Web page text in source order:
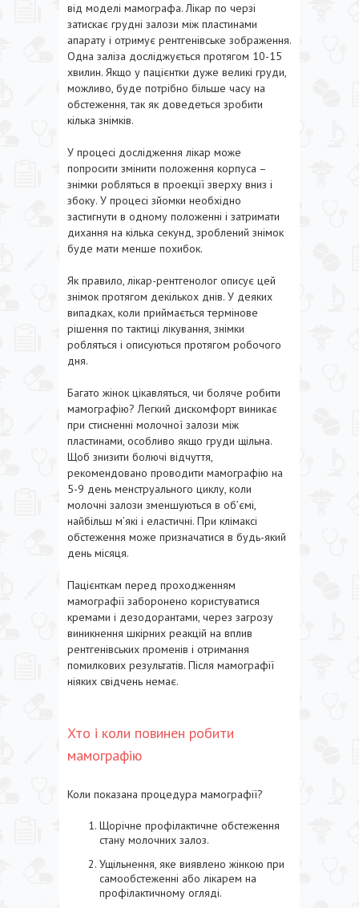
від моделі мамографа. Лікар по черзі
затискає грудні залози між пластинами
апарату і отримує рентгенівське зображення.
Одна заліза досліджується протягом 10-15
хвилин. Якщо у пацієнтки дуже великі груди,
можливо, буде потрібно більше часу на
обстеження, так як доведеться зробити
кілька знімків.
У процесі дослідження лікар може
попросити змінити положення корпуса –
знімки робляться в проекції зверху вниз і
збоку. У процесі зйомки необхідно
застигнути в одному положенні і затримати
дихання на кілька секунд, зроблений знімок
буде мати менше похибок.
Як правило, лікар-рентгенолог описує цей
знімок протягом декількох днів. У деяких
випадках, коли приймається термінове
рішення по тактиці лікування, знімки
робляться і описуються протягом робочого
дня.
Багато жінок цікавляться, чи боляче робити
мамографію? Легкий дискомфорт виникає
при стисненні молочної залози між
пластинами, особливо якщо груди щільна.
Щоб знизити болючі відчуття,
рекомендовано проводити мамографію на
5-9 день менструального циклу, коли
молочні залози зменшуються в об’ємі,
найбільш м’які і еластичні. При клімаксі
обстеження може призначатися в будь-який
день місяця.
Пацієнткам перед проходженням
мамографії заборонено користуватися
кремами і дезодорантами, через загрозу
виникнення шкірних реакцій на вплив
рентгенівських променів і отримання
помилкових результатів. Після мамографії
ніяких свідчень немає.
Хто і коли повинен робити
мамографію
Коли показана процедура мамографії?
Щорічне профілактичне обстеження
стану молочних залоз.
Ущільнення, яке виявлено жінкою при
самообстеженні або лікарем на
профілактичному огляді.